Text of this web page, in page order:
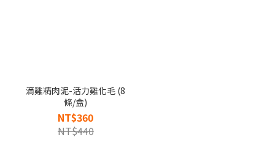
滴雞精肉泥-活力雞化毛 (8
條/盒)
NT$360
NT$440